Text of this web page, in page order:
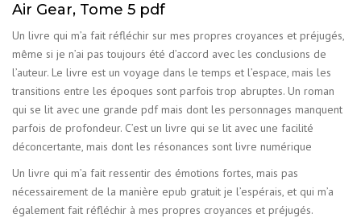
Air Gear, Tome 5 pdf
Un livre qui m’a fait réfléchir sur mes propres croyances et préjugés,
même si je n’ai pas toujours été d’accord avec les conclusions de
l’auteur. Le livre est un voyage dans le temps et l’espace, mais les
transitions entre les époques sont parfois trop abruptes. Un roman
qui se lit avec une grande pdf mais dont les personnages manquent
parfois de profondeur. C’est un livre qui se lit avec une facilité
déconcertante, mais dont les résonances sont livre numérique
Un livre qui m’a fait ressentir des émotions fortes, mais pas
nécessairement de la manière epub gratuit je l’espérais, et qui m’a
également fait réfléchir à mes propres croyances et préjugés.